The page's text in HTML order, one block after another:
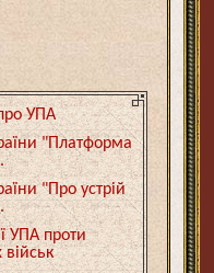
УПА
"Платформа
"Про устрій
УПА проти